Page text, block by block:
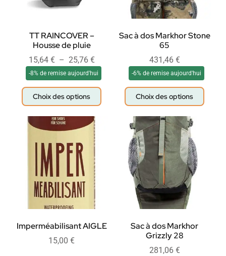
TT RAINCOVER –
Housse de pluie
15,64 € – 25,76 €
-8% de remise aujourd'hui
Choix des options
Sac à dos Markhor Stone
65
431,46 €
-6% de remise aujourd'hui
Choix des options
Imperméabilisant AIGLE
15,00 €
Sac à dos Markhor
Grizzly 28
281,06 €